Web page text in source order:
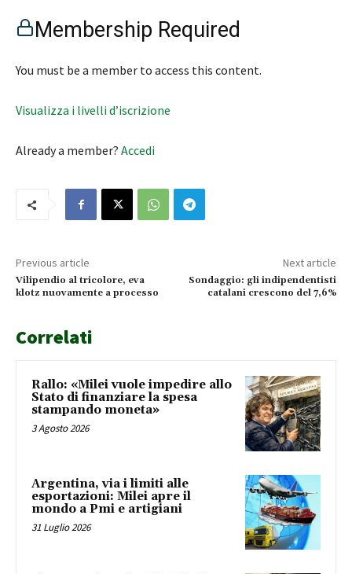
Membership Required
You must be a member to access this content.
Visualizza i livelli d’iscrizione
Already a member? Accedi
Previous article
Vilipendio al tricolore, eva
klotz nuovamente a processo
Next article
Sondaggio: gli indipendentisti
catalani crescono del 7,6%
Correlati
Rallo: «Milei vuole impedire allo
Stato di finanziare la spesa
stampando moneta»
3 Agosto 2026
Argentina, via i limiti alle
esportazioni: Milei apre il
mondo a Pmi e artigiani
31 Luglio 2026